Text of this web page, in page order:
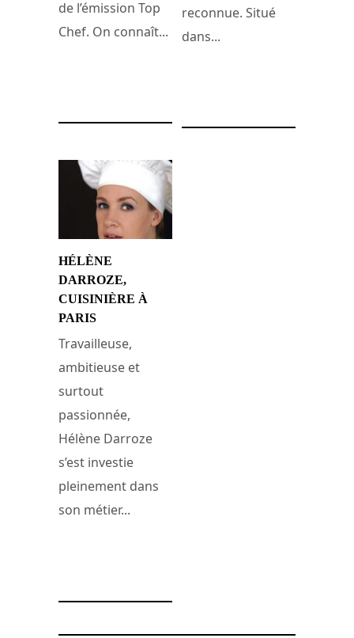
de l’émission Top
Chef. On connaît...
reconnue. Situé
dans...
HÉLÈNE
DARROZE,
CUISINIÈRE À
PARIS
Travailleuse,
ambitieuse et
surtout
passionnée,
Hélène Darroze
s’est investie
pleinement dans
son métier...